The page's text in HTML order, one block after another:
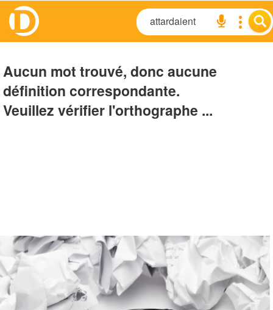
Aucun mot trouvé, donc aucune
définition correspondante.
Veuillez vérifier l'orthographe ...